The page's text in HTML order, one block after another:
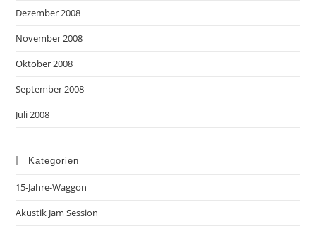
Dezember 2008
November 2008
Oktober 2008
September 2008
Juli 2008
Kategorien
15-Jahre-Waggon
Akustik Jam Session